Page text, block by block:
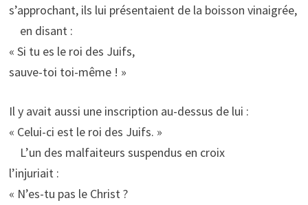
s’approchant, ils lui présentaient de la boisson vinaigrée,
en disant :
« Si tu es le roi des Juifs,
sauve-toi toi-même ! »
Il y avait aussi une inscription au-dessus de lui :
« Celui-ci est le roi des Juifs. »
L’un des malfaiteurs suspendus en croix
l’injuriait :
« N’es-tu pas le Christ ?